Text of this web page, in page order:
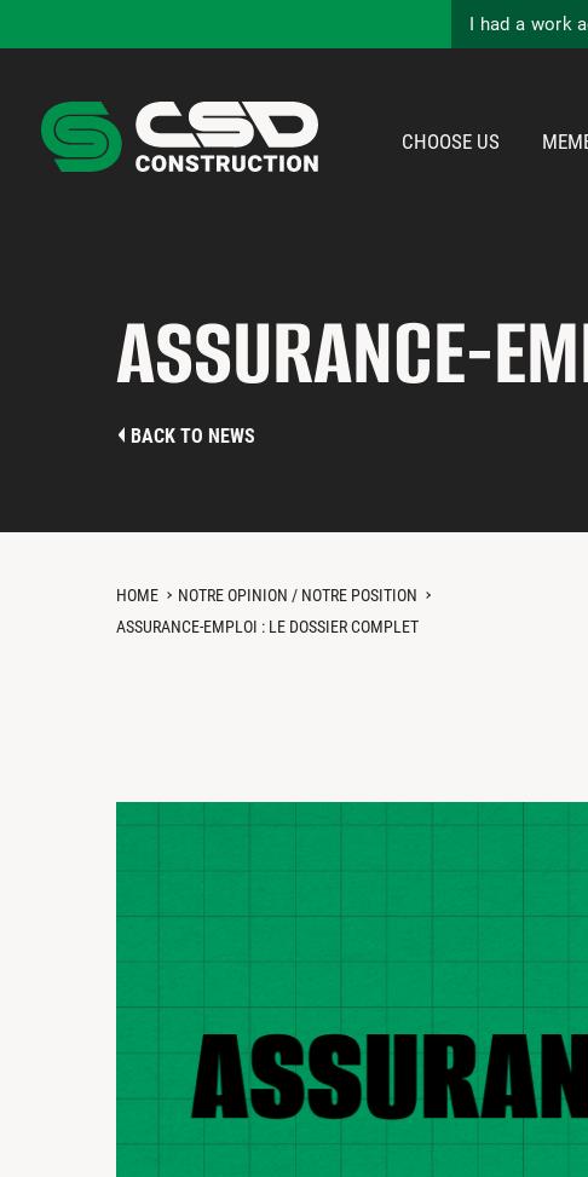
I had a work
CHOOSE US
ASSURANCE-
BACK TO NEWS
HOME
NOTRE OPINION / NOTRE POSITION
ASSURANCE-EMPLOI : LE DOSSIER COMPLET